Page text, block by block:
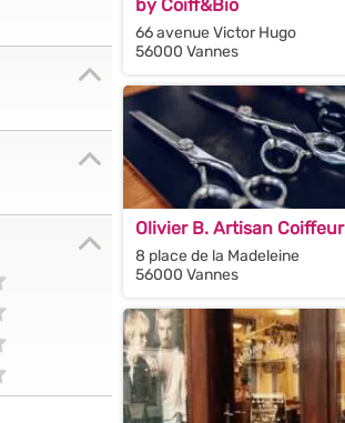
by Coiff&Bio
66 avenue Victor Hugo
56000 Vannes
Olivier B. Artisan Coiffeur
8 place de la Madeleine
56000 Vannes